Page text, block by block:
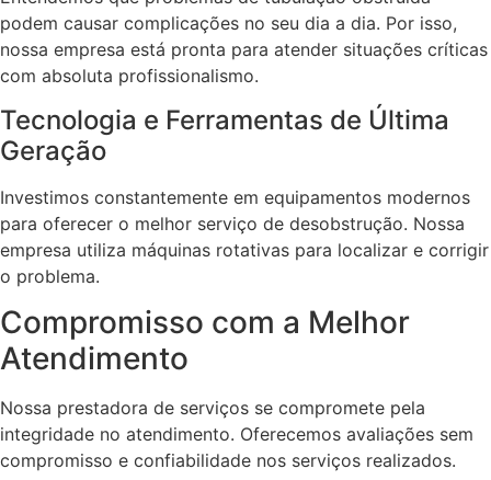
podem causar complicações no seu dia a dia. Por isso,
nossa empresa está pronta para atender situações críticas
com absoluta profissionalismo.
Tecnologia e Ferramentas de Última
Geração
Investimos constantemente em equipamentos modernos
para oferecer o melhor serviço de desobstrução. Nossa
empresa utiliza máquinas rotativas para localizar e corrigir
o problema.
Compromisso com a Melhor
Atendimento
Nossa prestadora de serviços se compromete pela
integridade no atendimento. Oferecemos avaliações sem
compromisso e confiabilidade nos serviços realizados.